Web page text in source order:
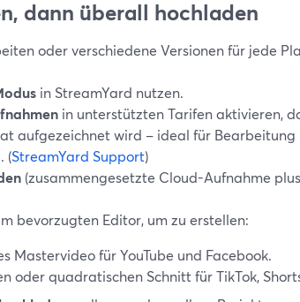
dann überall hochladen
oder verschiedene Versionen für jede
in StreamYard nutzen.
in unterstützten Tarifen aktivieren,
aufgezeichnet wird – ideal für Bearbeitung
(StreamYard Support)
(zusammengesetzte Cloud-Aufnahme
bevorzugten Editor, um zu erstellen:
Mastervideo für YouTube und Facebook.
oder quadratischen Schnitt für TikTok,